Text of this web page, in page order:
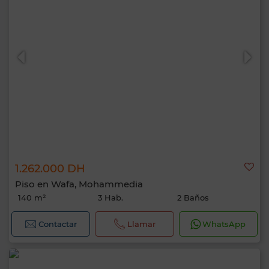
1.262.000 DH
Piso en Wafa, Mohammedia
140 m² 3 Hab. 2 Baños
Contactar Llamar WhatsApp